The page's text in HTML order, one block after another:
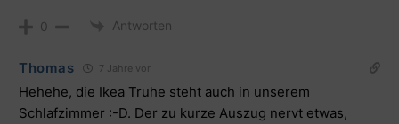
0 Antworten
Thomas 7 Jahre vor
Hehehe, die Ikea Truhe steht auch in unserem
Schlafzimmer :-D. Der zu kurze Auszug nervt etwas,